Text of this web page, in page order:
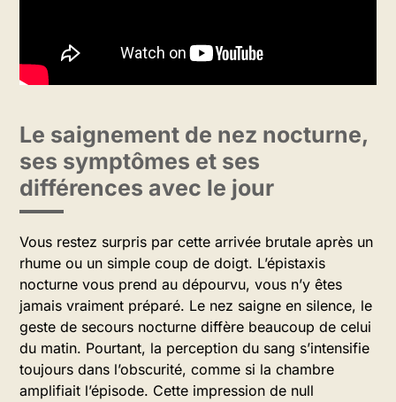
Le saignement de nez nocturne,
ses symptômes et ses
différences avec le jour
Vous restez surpris par cette arrivée brutale après un
rhume ou un simple coup de doigt. L’épistaxis
nocturne vous prend au dépourvu, vous n’y êtes
jamais vraiment préparé. Le nez saigne en silence, le
geste de secours nocturne diffère beaucoup de celui
du matin. Pourtant, la perception du sang s’intensifie
toujours dans l’obscurité, comme si la chambre
amplifiait l’épisode. Cette impression de null